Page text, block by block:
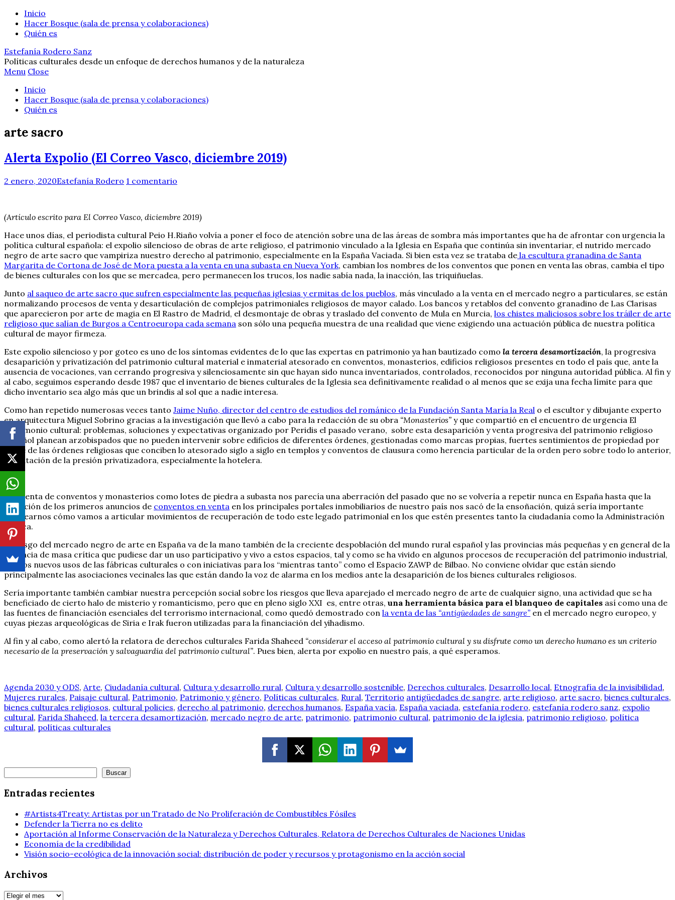
Inicio
Hacer Bosque (sala de prensa y colaboraciones)
Quién es
Estefanía Rodero Sanz
Políticas culturales desde un enfoque de derechos humanos y de la naturaleza
Menu Close
Inicio
Hacer Bosque (sala de prensa y colaboraciones)
Quién es
arte sacro
Alerta Expolio (El Correo Vasco, diciembre 2019)
2 enero, 2020Estefanía Rodero 1 comentario
(Artículo escrito para El Correo Vasco, diciembre 2019)
Hace unos días, el periodista cultural Peio H.Riaño volvía a poner el foco de atención sobre una de las áreas de sombra más importantes que ha de afrontar con urgencia la
política cultural española: el expolio silencioso de obras de arte religioso, el patrimonio vinculado a la Iglesia en España que continúa sin inventariar, el nutrido mercado
negro de arte sacro que vampiriza nuestro derecho al patrimonio, especialmente en la España Vaciada. Si bien esta vez se trataba de la escultura granadina de Santa
Margarita de Cortona de José de Mora puesta a la venta en una subasta en Nueva York, cambian los nombres de los conventos que ponen en venta las obras, cambia el tipo
de bienes culturales con los que se mercadea, pero permanecen los trucos, los nadie sabía nada, la inacción, las triquiñuelas.
Junto al saqueo de arte sacro que sufren especialmente las pequeñas iglesias y ermitas de los pueblos, más vinculado a la venta en el mercado negro a particulares, se están
normalizando procesos de venta y desarticulación de complejos patrimoniales religiosos de mayor calado. Los bancos y retablos del convento granadino de Las Clarisas
que aparecieron por arte de magia en El Rastro de Madrid, el desmontaje de obras y traslado del convento de Mula en Murcia, los chistes maliciosos sobre los tráiler de arte
religioso que salían de Burgos a Centroeuropa cada semana son sólo una pequeña muestra de una realidad que viene exigiendo una actuación pública de nuestra política
cultural de mayor firmeza.
Este expolio silencioso y por goteo es uno de los síntomas evidentes de lo que las expertas en patrimonio ya han bautizado como la tercera desamortización, la progresiva
desaparición y privatización del patrimonio cultural material e inmaterial atesorado en conventos, monasterios, edificios religiosos presentes en todo el país que, ante la
ausencia de vocaciones, van cerrando progresiva y silenciosamente sin que hayan sido nunca inventariados, controlados, reconocidos por ninguna autoridad pública. Al fin y
al cabo, seguimos esperando desde 1987 que el inventario de bienes culturales de la Iglesia sea definitivamente realidad o al menos que se exija una fecha límite para que
dicho inventario sea algo más que un brindis al sol que a nadie interesa.
Como han repetido numerosas veces tanto Jaime Nuño, director del centro de estudios del románico de la Fundación Santa María la Real o el escultor y dibujante experto
en arquitectura Miguel Sobrino gracias a la investigación que llevó a cabo para la redacción de su obra “Monasterios” y que compartió en el encuentro de urgencia El
patrimonio cultural: problemas, soluciones y expectativas organizado por Peridis el pasado verano, sobre esta desaparición y venta progresiva del patrimonio religioso
español planean arzobispados que no pueden intervenir sobre edificios de diferentes órdenes, gestionadas como marcas propias, fuertes sentimientos de propiedad por
parte de las órdenes religiosas que conciben lo atesorado siglo a siglo en templos y conventos de clausura como herencia particular de la orden pero sobre todo lo anterior,
la tentación de la presión privatizadora, especialmente la hotelera.
Si la venta de conventos y monasterios como lotes de piedra a subasta nos parecía una aberración del pasado que no se volvería a repetir nunca en España hasta que la
aparición de los primeros anuncios de conventos en venta en los principales portales inmobiliarios de nuestro país nos sacó de la ensoñación, quizá sería importante
plantearnos cómo vamos a articular movimientos de recuperación de todo este legado patrimonial en los que estén presentes tanto la ciudadanía como la Administración
Pública.
El riesgo del mercado negro de arte en España va de la mano también de la creciente despoblación del mundo rural español y las provincias más pequeñas y en general de la
ausencia de masa crítica que pudiese dar un uso participativo y vivo a estos espacios, tal y como se ha vivido en algunos procesos de recuperación del patrimonio industrial,
con los nuevos usos de las fábricas culturales o con iniciativas para los “mientras tanto” como el Espacio ZAWP de Bilbao. No conviene olvidar que están siendo
principalmente las asociaciones vecinales las que están dando la voz de alarma en los medios ante la desaparición de los bienes culturales religiosos.
Sería importante también cambiar nuestra percepción social sobre los riesgos que lleva aparejado el mercado negro de arte de cualquier signo, una actividad que se ha
beneficiado de cierto halo de misterio y romanticismo, pero que en pleno siglo XXI es, entre otras, una herramienta básica para el blanqueo de capitales así como una de
las fuentes de financiación esenciales del terrorismo internacional, como quedó demostrado con la venta de las “antigüedades de sangre” en el mercado negro europeo, y
cuyas piezas arqueológicas de Siria e Irak fueron utilizadas para la financiación del yihadismo.
Al fin y al cabo, como alertó la relatora de derechos culturales Farida Shaheed “considerar el acceso al patrimonio cultural y su disfrute como un derecho humano es un criterio
necesario de la preservación y salvaguardia del patrimonio cultural”. Pues bien, alerta por expolio en nuestro país, a qué esperamos.
Agenda 2030 y ODS, Arte, Ciudadanía cultural, Cultura y desarrollo rural, Cultura y desarrollo sostenible, Derechos culturales, Desarrollo local, Etnografía de la invisibilidad,
Mujeres rurales, Paisaje cultural, Patrimonio, Patrimonio y género, Políticas culturales, Rural, Territorio antigüedades de sangre, arte religioso, arte sacro, bienes culturales,
bienes culturales religiosos, cultural policies, derecho al patrimonio, derechos humanos, España vacía, España vaciada, estefanía rodero, estefanía rodero sanz, expolio
cultural, Farida Shaheed, la tercera desamortización, mercado negro de arte, patrimonio, patrimonio cultural, patrimonio de la iglesia, patrimonio religioso, política
cultural, políticas culturales
Buscar
Entradas recientes
#Artists4Treaty: Artistas por un Tratado de No Proliferación de Combustibles Fósiles
Defender la Tierra no es delito
Aportación al Informe Conservación de la Naturaleza y Derechos Culturales, Relatora de Derechos Culturales de Naciones Unidas
Economía de la credibilidad
Visión socio-ecológica de la innovación social: distribución de poder y recursos y protagonismo en la acción social
Archivos
Archivos